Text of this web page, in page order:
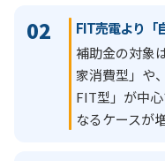
02 FIT売電より「
補助金の対象
家消費型」や
FIT型」が中
なるケースが